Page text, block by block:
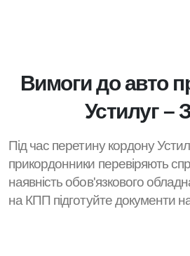
Вимоги до авто
Устилуг –
Під час перетину кордону
прикордонники перевіряють
наявність обов'язкового
на КПП підготуйте документи на